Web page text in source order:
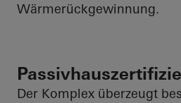
Wärmerückgewinnung.
Der Komplex überzeugt